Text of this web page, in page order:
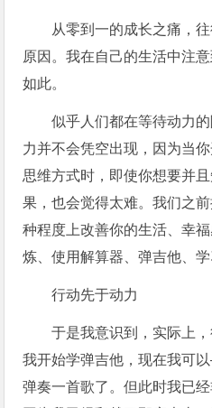
从零到一的成长之痛，
原因。我在自己的生活中注
如此。
似乎人们都在等待动力
力并不会凭空出现，因为当
思维方式时，即使你想要并
果，也会觉得太难。我们之
种程度上改善你的生活、幸
炼、使用解算器、弹吉他、学
行动先于动力
于是我意识到，实际上
我开始学弹吉他，现在我
弹奏一首歌了。但此时我已